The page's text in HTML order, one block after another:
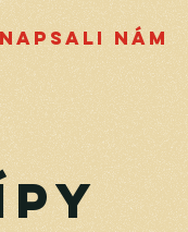
Napsali nám